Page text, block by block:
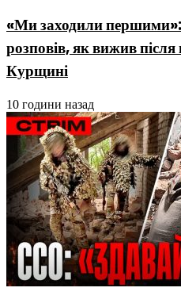
«Ми заходили
розповів, як вижив
Курщині
10 години назад